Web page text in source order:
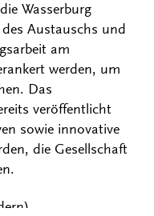
Wasserburg
Austauschs und
am
werden, um
Das
veröffentlicht
sowie innovative
die Gesellschaft